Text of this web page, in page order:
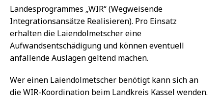
Landesprogrammes „WIR“ (Wegweisende
Integrationsansätze Realisieren). Pro Einsatz
erhalten die Laiendolmetscher eine
Aufwandsentschädigung und können eventuell
anfallende Auslagen geltend machen.
Wer einen Laiendolmetscher benötigt kann sich an
die WIR-Koordination beim Landkreis Kassel wenden.